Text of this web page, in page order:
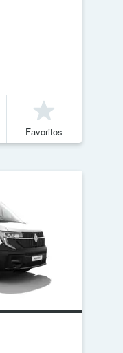
Favoritos